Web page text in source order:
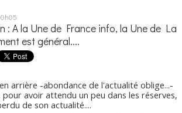
: A la Une de France info, la Une de La
est général....
-abondance de l'actualité oblige...-
avoir attendu un peu dans les réserves,
de son actualité....